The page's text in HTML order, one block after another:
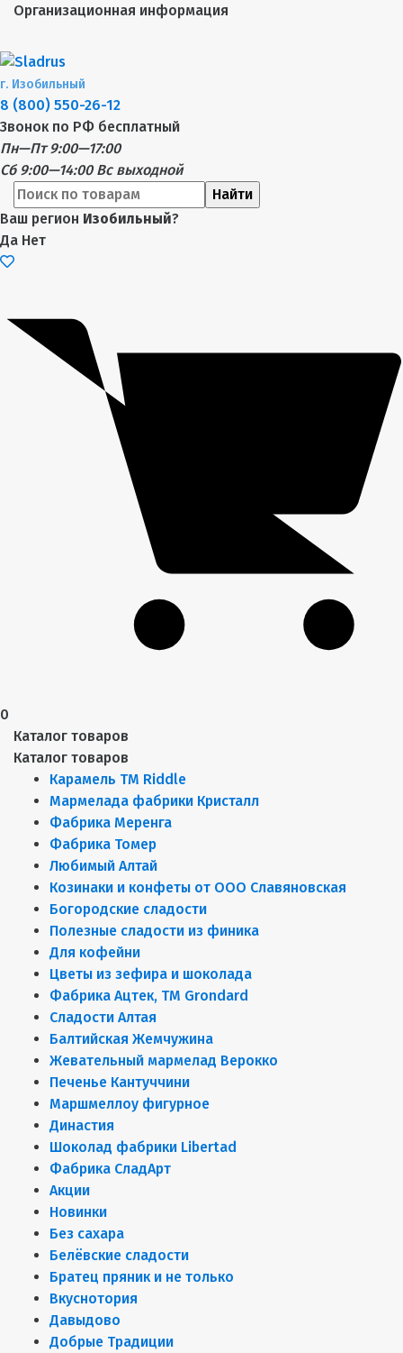
Организационная информация
г. Изобильный
8 (800) 550-26-12
Звонок по РФ бесплатный
Пн—Пт 9:00—17:00
Сб 9:00—14:00 Вс выходной
Найти
Ваш регион Изобильный?
Да Нет
0
Каталог товаров
Каталог товаров
Карамель ТМ Riddle
Мармелада фабрики Кристалл
Фабрика Меренга
Фабрика Томер
Любимый Алтай
Козинаки и конфеты от ООО Славяновская
Богородские сладости
Полезные сладости из финика
Для кофейни
Цветы из зефира и шоколада
Фабрика Ацтек, ТМ Grondard
Сладости Алтая
Балтийская Жемчужина
Жевательный мармелад Верокко
Печенье Кантуччини
Маршмеллоу фигурное
Династия
Шоколад фабрики Libertad
Фабрика СладАрт
Акции
Новинки
Без сахара
Белёвские сладости
Братец пряник и не только
Вкуснотория
Давыдово
Добрые Традиции